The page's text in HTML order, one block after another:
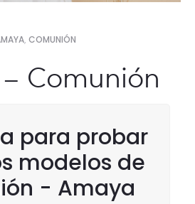
, COMUNIÓN
Comunión
para probar
modelos de
- Amaya